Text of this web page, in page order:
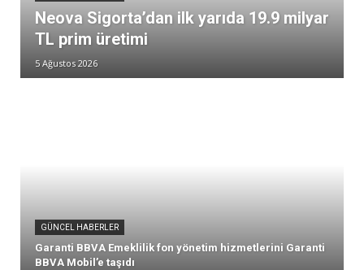
Neova Sigorta’dan ilk yarıda 19.9 milyar
TL prim üretimi
5 Ağustos 2026
GÜNCEL HABERLER
Garanti BBVA Emeklilik fon yönetim hizmetlerini Garanti
BBVA Mobil’e taşıdı